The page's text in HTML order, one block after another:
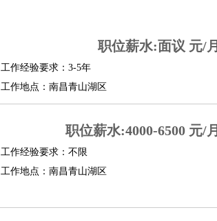
职位薪水:面议 元/月
工作经验要求：3-5年
工作地点：南昌青山湖区
职位薪水:4000-6500 元/月
工作经验要求：不限
工作地点：南昌青山湖区